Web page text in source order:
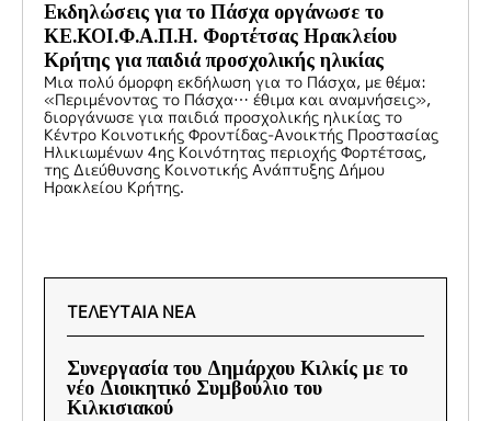
Εκδηλώσεις για το Πάσχα οργάνωσε το
ΚΕ.ΚΟΙ.Φ.Α.Π.Η. Φορτέτσας Ηρακλείου
Κρήτης για παιδιά προσχολικής ηλικίας
Μια πολύ όμορφη εκδήλωση για το Πάσχα, με θέμα:
«Περιμένοντας το Πάσχα… έθιμα και αναμνήσεις»,
διοργάνωσε για παιδιά προσχολικής ηλικίας το
Κέντρο Κοινοτικής Φροντίδας-Ανοικτής Προστασίας
Ηλικιωμένων 4ης Κοινότητας περιοχής Φορτέτσας,
της Διεύθυνσης Κοινοτικής Ανάπτυξης Δήμου
Ηρακλείου Κρήτης.
ΤΕΛΕΥΤΑΙΑ ΝΕΑ
Συνεργασία του Δημάρχου Κιλκίς με το
νέο Διοικητικό Συμβούλιο του
Κιλκισιακού